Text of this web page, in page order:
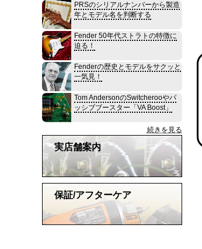
PRSのシリアルナンバーから製造
年とモデル名を判断する
Fender 50年代ストラトの特徴に
迫る！
Fenderの歴史とモデルをサクッと
一気見！
Tom AndersonのSwitcherooやパ
ッシブブースター「VA Boost」
続きを見る
実店舗案内
保証/アフターケア